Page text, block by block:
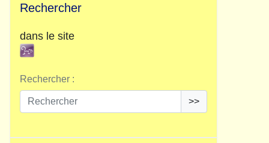
Rechercher
dans le site
Rechercher :
>>